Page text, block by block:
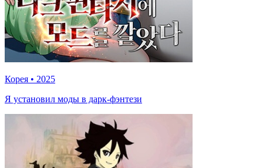
Корея • 2025
Я установил моды в дарк-фэнтези